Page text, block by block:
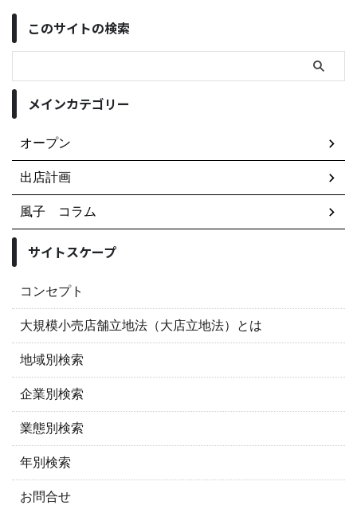
このサイトの検索
メインカテゴリー
オープン
出店計画
風子 コラム
サイトスケープ
コンセプト
大規模小売店舗立地法（大店立地法）とは
地域別検索
企業別検索
業態別検索
年別検索
お問合せ